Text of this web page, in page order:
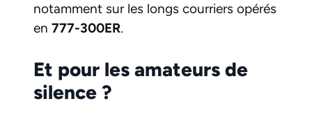
notamment sur les longs courriers opérés
en 777-300ER.
Et pour les amateurs de
silence ?